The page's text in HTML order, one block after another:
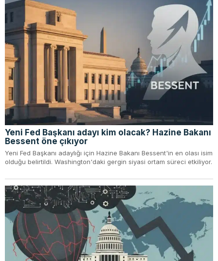
Yeni Fed Başkanı adayı kim olacak? Hazine Bakanı
Bessent öne çıkıyor
Yeni Fed Başkanı adaylığı için Hazine Bakanı Bessent'in en olası isim
olduğu belirtildi. Washington'daki gergin siyasi ortam süreci etkiliyor.